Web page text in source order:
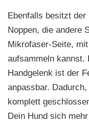
Ebenfalls besitzt der
Noppen, die andere
Mikrofaser-Seite,
aufsammeln kannst.
Handgelenk ist der
anpassbar.
komplett
Dein Hund sich